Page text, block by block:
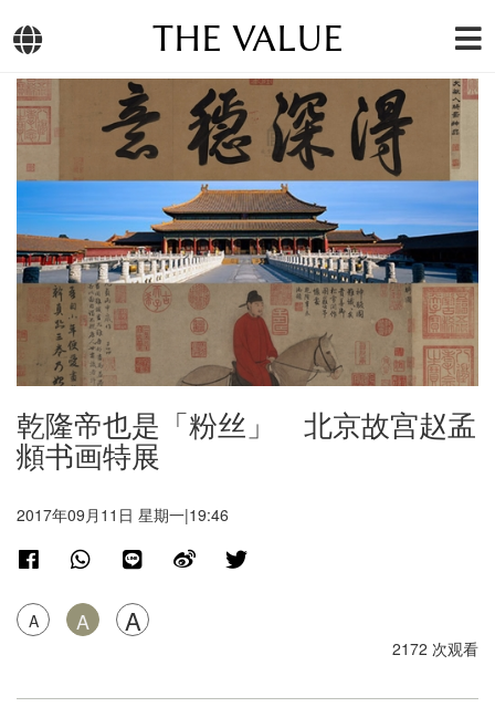
THE VALUE
乾隆帝也是「粉丝」 北京故宫赵孟
頫书画特展
2017年09月11日 星期一|19:46
A A A
2172 次观看